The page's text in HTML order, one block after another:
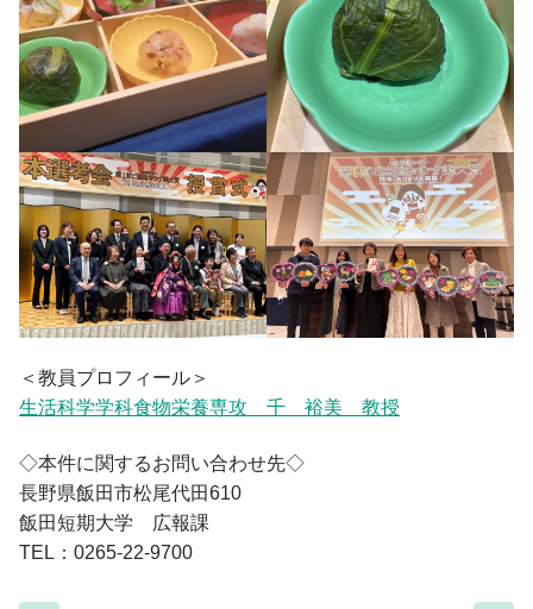
＜教員プロフィール＞
生活科学学科食物栄養専攻 千 裕美 教授
◇本件に関するお問い合わせ先◇
長野県飯田市松尾代田610
飯田短期大学 広報課
TEL：0265-22-9700